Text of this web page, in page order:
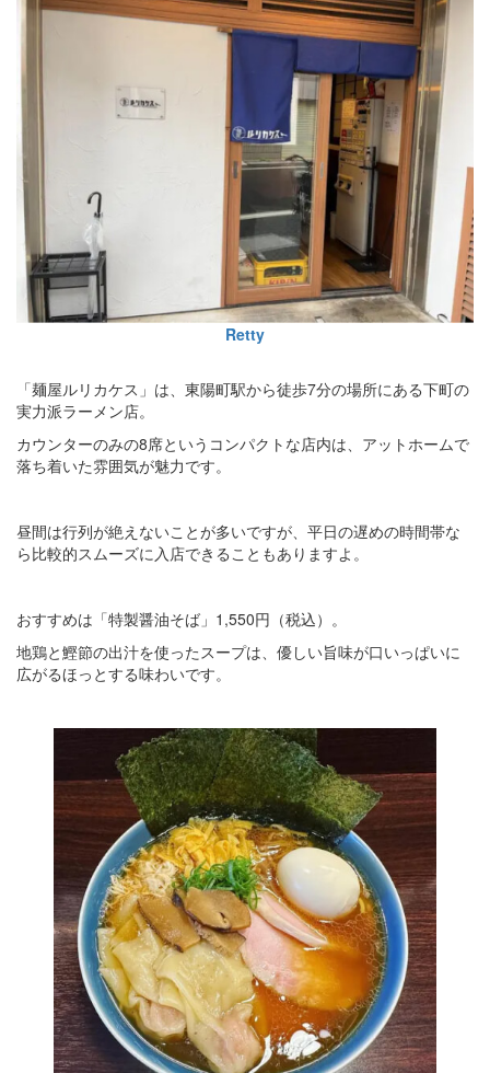
Retty
「麺屋ルリカケス」は、東陽町駅から徒歩7分の場所にある下町の
実力派ラーメン店。
カウンターのみの8席というコンパクトな店内は、アットホームで
落ち着いた雰囲気が魅力です。
昼間は行列が絶えないことが多いですが、平日の遅めの時間帯な
ら比較的スムーズに入店できることもありますよ。
おすすめは「特製醤油そば」1,550円（税込）。
地鶏と鰹節の出汁を使ったスープは、優しい旨味が口いっぱいに
広がるほっとする味わいです。